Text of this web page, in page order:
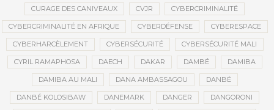
CURAGE DES CANIVEAUX CVJR CYBERCRIMINALITÉ
CYBERCRIMINALITÉ EN AFRIQUE CYBERDÉFENSE CYBERESPACE
CYBERHARCÈLEMENT CYBERSÉCURITÉ CYBERSÉCURITÉ MALI
CYRIL RAMAPHOSA DAECH DAKAR DAMBÉ DAMIBA
DAMIBA AU MALI DANA AMBASSAGOU DANBÉ
DANBÉ KOLOSIBAW DANEMARK DANGER DANGORONI